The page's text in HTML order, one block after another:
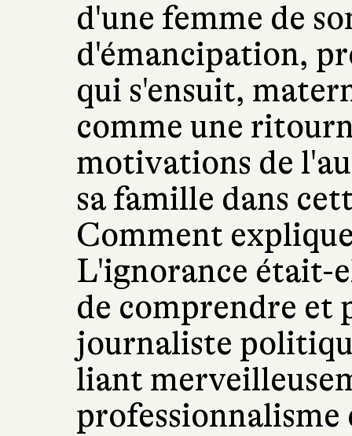
d'une femme de
d'émancipation,
qui s'ensuit,
comme une
motivations de
sa famille dans
Comment
L'ignorance était-
de comprendre et
journaliste
liant